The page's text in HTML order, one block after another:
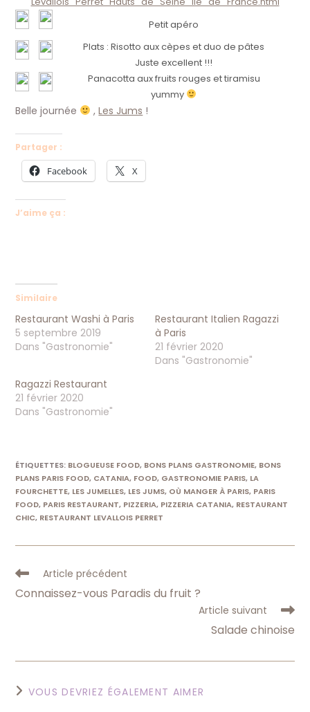
Petit apéro
Plats : Risotto aux cèpes et duo de pâtes
Juste excellent !!!
Panacotta aux fruits rouges et tiramisu
yummy
Belle journée ,Les Jums !
Partager :
Facebook X
J’aime ça :
Similaire
Restaurant Washi à Paris
5 septembre 2019
Dans "Gastronomie"
Restaurant Italien Ragazzi
à Paris
21 février 2020
Dans "Gastronomie"
Ragazzi Restaurant
21 février 2020
Dans "Gastronomie"
ÉTIQUETTES: BLOGUEUSE FOOD, BONS PLANS GASTRONOMIE, BONS
PLANS PARIS FOOD, CATANIA, FOOD, GASTRONOMIE PARIS, LA
FOURCHETTE, LES JUMELLES, LES JUMS, OÙ MANGER À PARIS, PARIS
FOOD, PARIS RESTAURANT, PIZZERIA, PIZZERIA CATANIA, RESTAURANT
CHIC, RESTAURANT LEVALLOIS PERRET
Read
articles
Article précédent
Connaissez-vous Paradis du fruit ?
Article suivant
Salade chinoise
VOUS DEVRIEZ ÉGALEMENT AIMER